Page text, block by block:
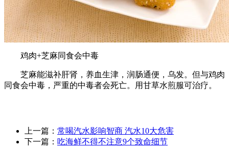
鸡肉+芝麻同食会中毒
芝麻能滋补肝肾，养血生津，润肠通便，乌发。但与鸡肉
同食会中毒，严重的中毒者会死亡。用甘草水煎服可治疗。
上一篇： 常喝汽水影响智商 汽水10大危害
下一篇： 吃海鲜不得不注意9个致命细节